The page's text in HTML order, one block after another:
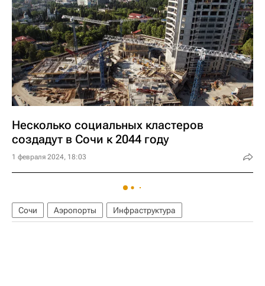
Несколько социальных кластеров
создадут в Сочи к 2044 году
1 февраля 2024, 18:03
Сочи Аэропорты Инфраструктура